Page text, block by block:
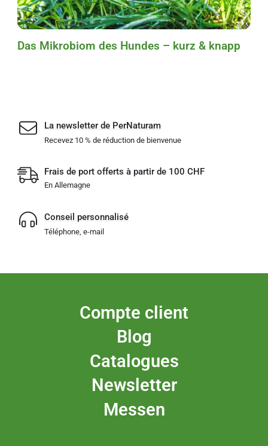
Das Mikrobiom des Hundes – kurz & knapp
La newsletter de PerNaturam
Recevez 10 % de réduction de bienvenue
Frais de port offerts à partir de 100 CHF
En Allemagne
Conseil personnalisé
Téléphone, e-mail
Compte client
Blog
Catalogues
Newsletter
Messen